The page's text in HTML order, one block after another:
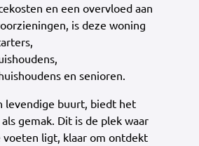
en een overvloed aan
is deze woning
en senioren.
levendige buurt, biedt het
gemak. Dit is de plek waar
voeten ligt, klaar om ontdekt